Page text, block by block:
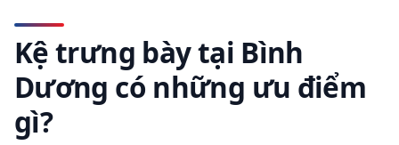
Kệ trưng bày tại Bình
Dương có những ưu điểm
gì?